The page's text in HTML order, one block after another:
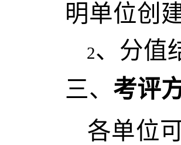
明单位创
2、分值
三、 考评
各单位